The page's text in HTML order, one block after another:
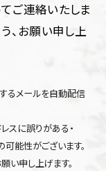
ご連絡いたしま
、お願い申し上
るメールを自動配信
スに誤りがある・
能性がございます。
い申し上げます。